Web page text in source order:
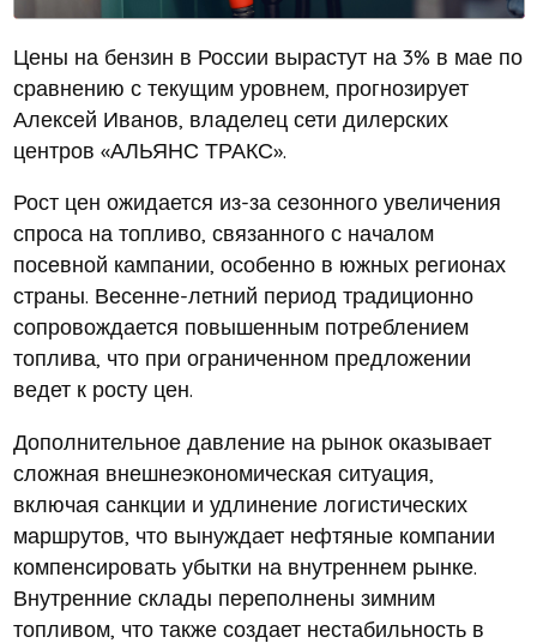
Цены на бензин в России вырастут на 3% в мае по
сравнению с текущим уровнем, прогнозирует
Алексей Иванов, владелец сети дилерских
центров «АЛЬЯНС ТРАКС».
Рост цен ожидается из-за сезонного увеличения
спроса на топливо, связанного с началом
посевной кампании, особенно в южных регионах
страны. Весенне-летний период традиционно
сопровождается повышенным потреблением
топлива, что при ограниченном предложении
ведет к росту цен.
Дополнительное давление на рынок оказывает
сложная внешнеэкономическая ситуация,
включая санкции и удлинение логистических
маршрутов, что вынуждает нефтяные компании
компенсировать убытки на внутреннем рынке.
Внутренние склады переполнены зимним
топливом, что также создает нестабильность в